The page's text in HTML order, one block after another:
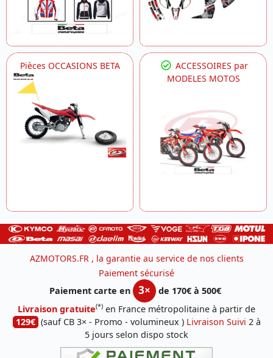
Pièces OCCASIONS BETA
ACCESSOIRES par
MODELES MOTOS
AZMOTORS.FR , la garantie au service de nos clients
Paiement sécurisé
Paiement carte en
3×
de 170€ à 500€
Livraison gratuite(*) en France métropolitaine à partir de
129€ (sauf CB 3× - Promo - volumineux ) Livraison Suivi 2 à
5 jours selon dispo stock